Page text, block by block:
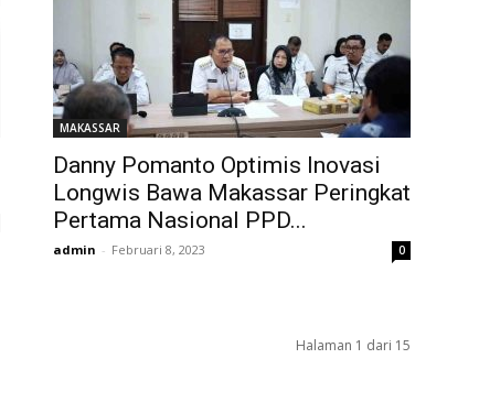
MAKASSAR
Danny Pomanto Optimis Inovasi
Longwis Bawa Makassar Peringkat
Pertama Nasional PPD...
admin - Februari 8, 2023 0
Halaman 1 dari 15